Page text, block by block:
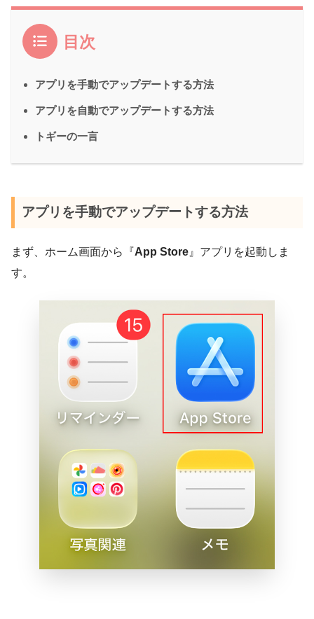
目次
アプリを手動でアップデートする方法
アプリを自動でアップデートする方法
トギーの一言
アプリを手動でアップデートする方法
まず、ホーム画面から『App Store 』アプリを起動しま
す。